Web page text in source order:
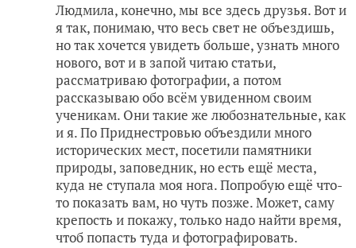
Людмила, конечно, мы все здесь друзья. Вот и
я так, понимаю, что весь свет не объездишь,
но так хочется увидеть больше, узнать много
нового, вот и в запой читаю статьи,
рассматриваю фотографии, а потом
рассказываю обо всём увиденном своим
ученикам. Они такие же любознательные, как
и я. По Приднестровью объездили много
исторических мест, посетили памятники
природы, заповедник, но есть ещё места,
куда не ступала моя нога. Попробую ещё что-
то показать вам, но чуть позже. Может, саму
крепость и покажу, только надо найти время,
чтоб попасть туда и фотографировать.